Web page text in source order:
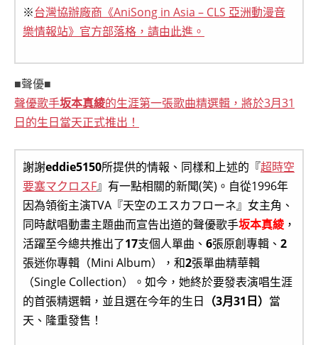
※台灣協辦廠商《AniSong in Asia – CLS 亞洲動漫音
樂情報站》官方部落格，請由此進。
■聲優■
聲優歌手坂本真綾的生涯第一張歌曲精選輯，將於3月31
日的生日當天正式推出！
謝謝eddie5150所提供的情報、同樣和上述的『超時空
要塞マクロスF』有一點相關的新聞(笑)。自從1996年
因為領銜主演TVA『天空のエスカフローネ』女主角、
同時獻唱動畫主題曲而宣告出道的聲優歌手坂本真綾 ，
活躍至今總共推出了17支個人單曲、 6張原創專輯、 2
張迷你專輯（Mini Album），和2張單曲精華輯
（Single Collection）。如今，她終於要發表演唱生涯
的首張精選輯，並且選在今年的生日 （3月31日） 當
天、隆重發售！